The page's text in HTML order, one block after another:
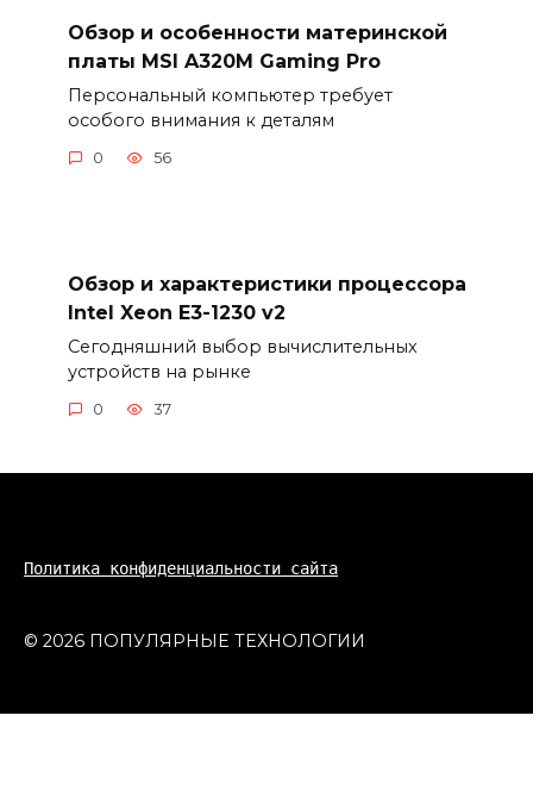
Обзор и особенности материнской
платы MSI A320M Gaming Pro
Персональный компьютер требует
особого внимания к деталям
0 56
Обзор и характеристики процессора
Intel Xeon E3-1230 v2
Сегодняшний выбор вычислительных
устройств на рынке
0 37
Политика конфиденциальности сайта
© 2026 ПОПУЛЯРНЫЕ ТЕХНОЛОГИИ